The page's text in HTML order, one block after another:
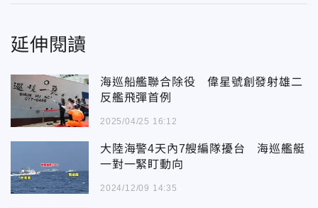
延伸閱讀
海巡船艦聯合除役 偉星號創發射雄二
反艦飛彈首例
2025/04/25 16:12
大陸海警4天內7艘編隊擾台 海巡艦艇
一對一緊盯動向
2024/12/09 14:35